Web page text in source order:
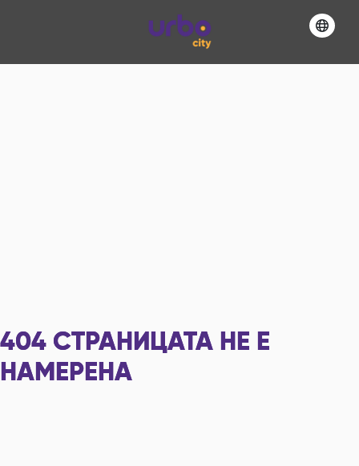
404 СТРАНИЦАТА НЕ Е
НАМЕРЕНА